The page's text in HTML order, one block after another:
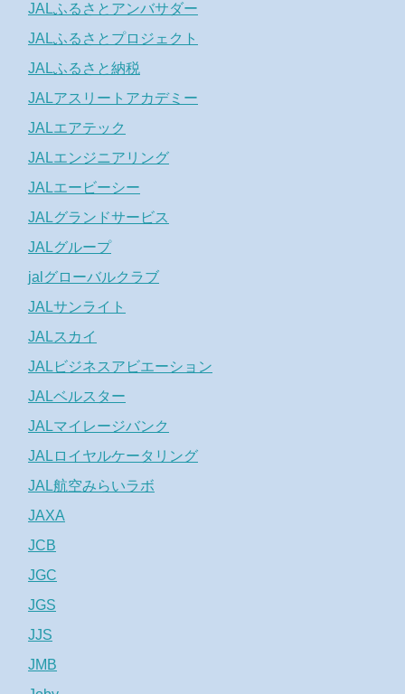
JALふるさとアンバサダー
JALふるさとプロジェクト
JALふるさと納税
JALアスリートアカデミー
JALエアテック
JALエンジニアリング
JALエービーシー
JALグランドサービス
JALグループ
jalグローバルクラブ
JALサンライト
JALスカイ
JALビジネスアビエーション
JALベルスター
JALマイレージバンク
JALロイヤルケータリング
JAL航空みらいラボ
JAXA
JCB
JGC
JGS
JJS
JMB